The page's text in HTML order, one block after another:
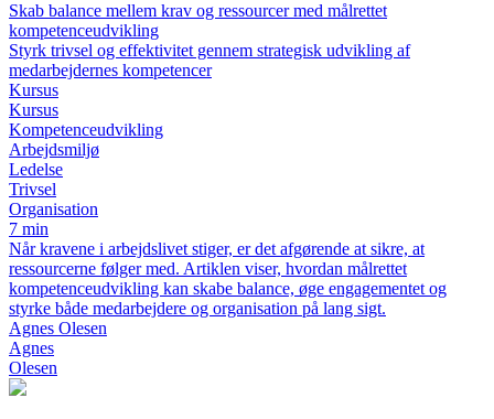
Skab balance mellem krav og ressourcer med målrettet
kompetenceudvikling
Styrk trivsel og effektivitet gennem strategisk udvikling af
medarbejdernes kompetencer
Kursus
Kursus
Kompetenceudvikling
Arbejdsmiljø
Ledelse
Trivsel
Organisation
7 min
Når kravene i arbejdslivet stiger, er det afgørende at sikre, at
ressourcerne følger med. Artiklen viser, hvordan målrettet
kompetenceudvikling kan skabe balance, øge engagementet og
styrke både medarbejdere og organisation på lang sigt.
Agnes Olesen
Agnes
Olesen